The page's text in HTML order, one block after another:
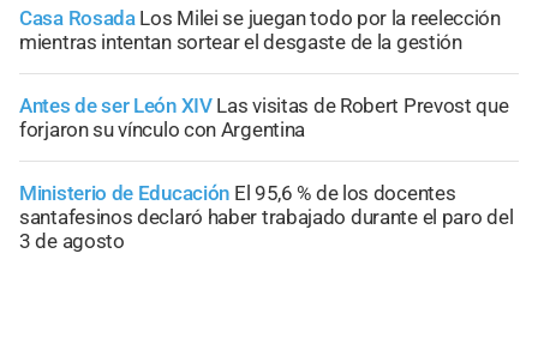
Casa Rosada Los Milei se juegan todo por la reelección
mientras intentan sortear el desgaste de la gestión
Antes de ser León XIV Las visitas de Robert Prevost que
forjaron su vínculo con Argentina
Ministerio de Educación El 95,6 % de los docentes
santafesinos declaró haber trabajado durante el paro del
3 de agosto